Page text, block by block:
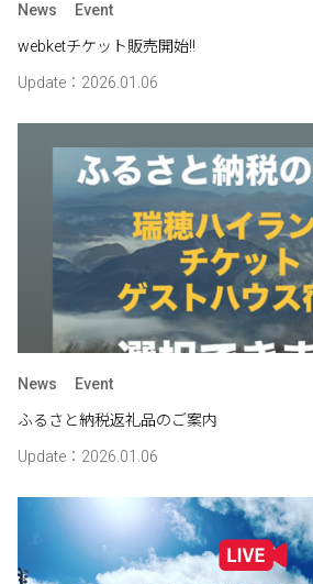
News Event
webketチケット販売開始‼
Update：2026.01.06
News Event
ふるさと納税返礼品のご案内
Update：2026.01.06